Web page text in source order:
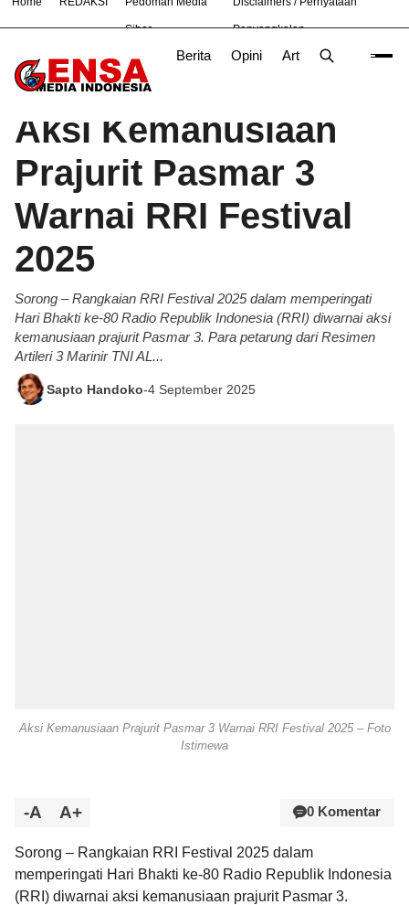
Siber Penyangkalan
Berita Opini Artikel
# Bekasi Nasional News OLAHRAGA TNI
Beranda/Berita
Aksi Kemanusiaan
Prajurit Pasmar 3
Warnai RRI Festival
2025
Sorong – Rangkaian RRI Festival 2025 dalam memperingati
Hari Bhakti ke-80 Radio Republik Indonesia (RRI) diwarnai aksi
kemanusiaan prajurit Pasmar 3. Para petarung dari Resimen
Artileri 3 Marinir TNI AL...
Sapto Handoko-4 September 2025
Aksi Kemanusiaan Prajurit Pasmar 3 Warnai RRI Festival 2025 – Foto
Istimewa
-A A+ 0 Komentar
Sorong – Rangkaian RRI Festival 2025 dalam
memperingati Hari Bhakti ke-80 Radio Republik Indonesia
(RRI) diwarnai aksi kemanusiaan prajurit Pasmar 3.